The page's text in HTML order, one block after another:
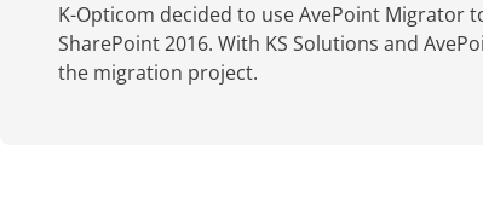
K-Opticom decided to use AvePoint Migrator
SharePoint 2016. With KS Solutions and
the migration project.